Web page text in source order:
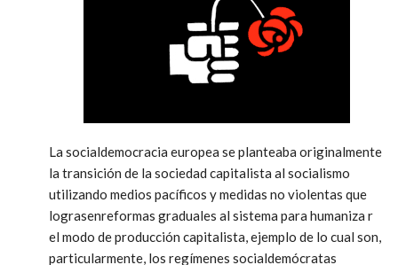
La socialdemocracia europea se planteaba originalmente
la transición de la sociedad capitalista al socialismo
utilizando medios pacíficos y medidas no violentas que
lograsenreformas graduales al sistema para humaniza r
el modo de producción capitalista, ejemplo de lo cual son,
particularmente, los regímenes socialdemócratas